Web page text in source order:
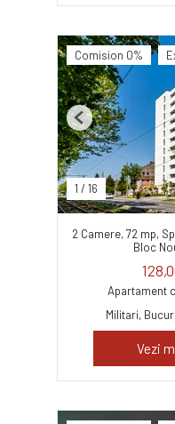
Comision 0%
1 / 16
Previous
2 Camere, 72 mp,
Bloc
Apartament
Militari,
Vezi